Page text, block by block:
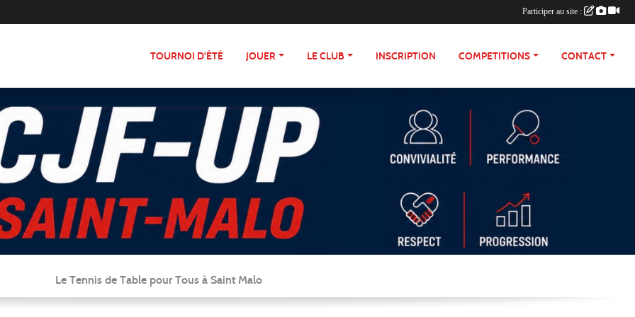
TOURNOI D'ÉTÉ JOUER LE CLUB INSCRIPTION COMPETITIONS CONTACT
Le Tennis de Table pour Tous à Saint Malo
Participer au site :